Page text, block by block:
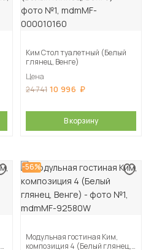
Ким Стол туалетный (Белый
глянец, Венге)
Цена
24 741 10 996
В корзину
-56%
Модульная гостиная Ким,
композиция 4 (Белый глянец,